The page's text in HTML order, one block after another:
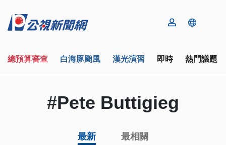
總預算審查 白海豚颱風 漢光演習 即時 熱門議題
#Pete Buttigieg
最新 最相關